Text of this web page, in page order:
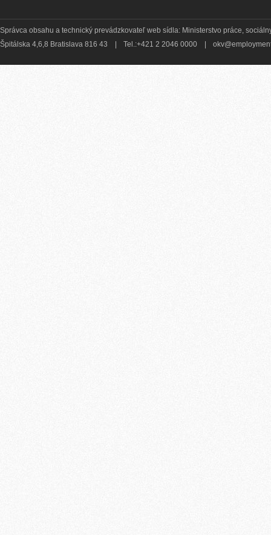
Správca obsahu a technický prevádzkovateľ web sídla: Ministerstvo práce,
Špitálska 4,6,8 Bratislava 816 43
Tel.:+421 2 2046 0000